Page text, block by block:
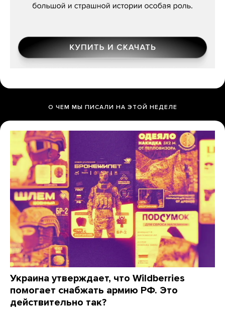
О ЧЕМ МЫ ПИСАЛИ НА ЭТОЙ НЕДЕЛЕ
Украина утверждает, что Wildberries
помогает снабжать армию РФ. Это
действительно так?